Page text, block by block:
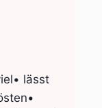
lässt